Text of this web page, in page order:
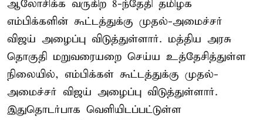
ஆலோசிக்க வருகிற 8-ந்தேதி தமிழக
எம்பிக்களின் கூட்டத்துக்கு முதல்-அமைச்சர்
விஜய் அழைப்பு விடுத்துள்ளார். மத்திய அரசு
தொகுதி மறுவரையறை செய்ய உத்தேசித்துள்ள
நிலையில், எம்பிக்கள் கூட்டத்துக்கு முதல்-
அமைச்சர் விஜய் அழைப்பு விடுத்துள்ளார்.
இதுதொடர்பாக வெளியிடப்பட்டுள்ள